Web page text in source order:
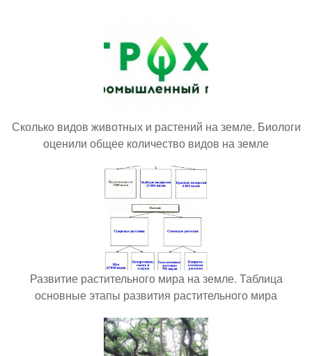
Сколько видов животных и растений на земле. Биологи
оценили общее количество видов на земле
Развитие растительного мира на земле. Таблица
основные этапы развития растительного мира